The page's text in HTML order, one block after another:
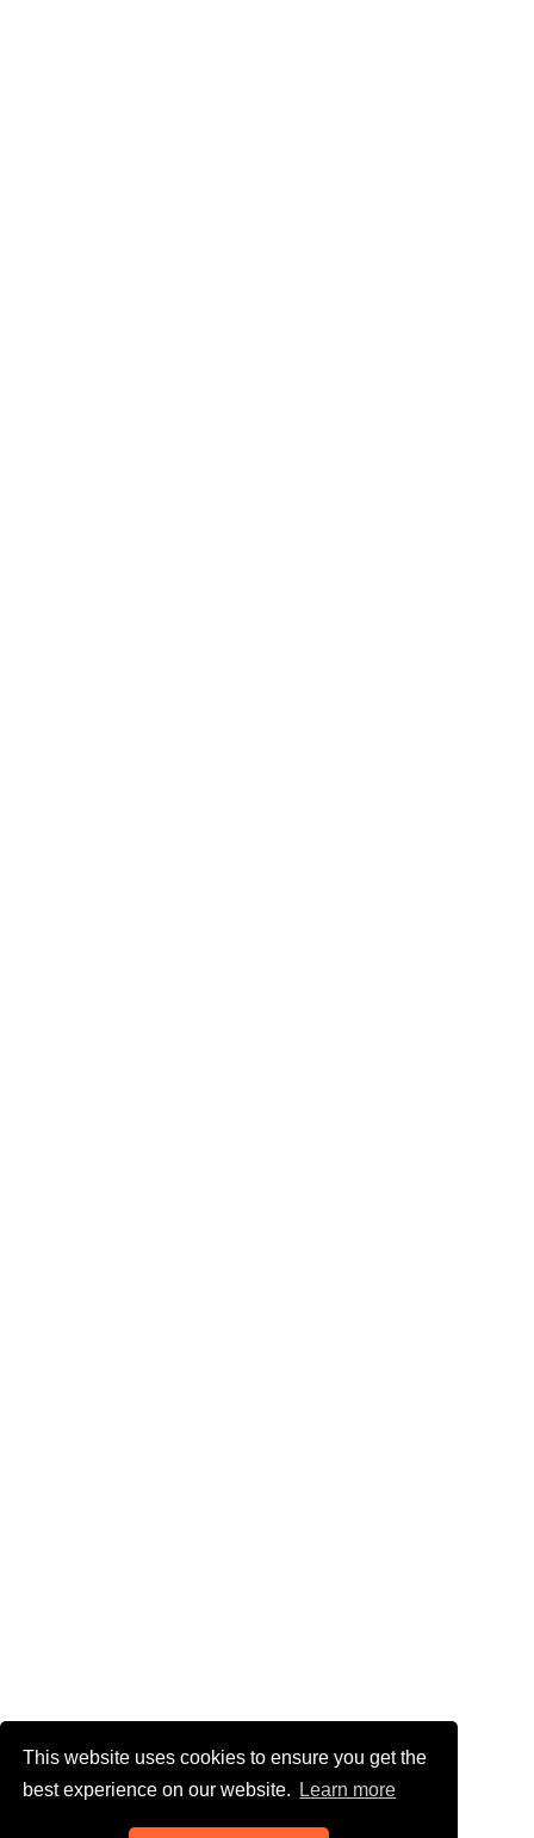
This website uses cookies to ensure you get the
best experience on our website.
Learn more